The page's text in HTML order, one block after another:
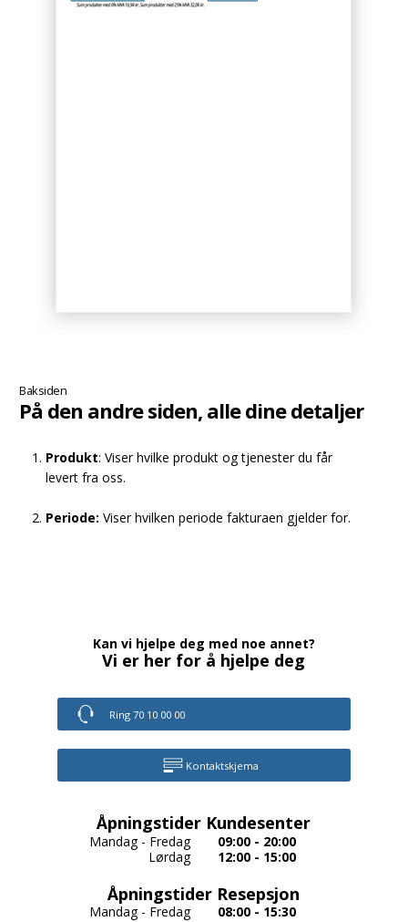
Baksiden
På den andre siden, alle dine detaljer
Produkt: Viser hvilke produkt og tjenester du får
levert fra oss.
Periode: Viser hvilken periode fakturaen gjelder for.
Kan vi hjelpe deg med noe annet?
Vi er her for å hjelpe deg
Ring 70 10 00 00
Kontaktskjema
Åpningstider Kundesenter
Mandag - Fredag
09:00 - 20:00
Lørdag
12:00 - 15:00
Åpningstider Resepsjon
Mandag - Fredag 08:00 - 15:30